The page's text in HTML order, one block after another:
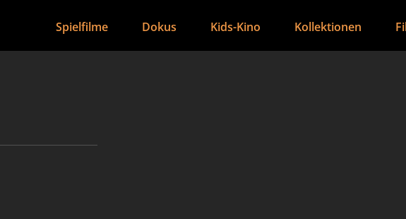
Spielfilme Dokus Kids-Kino Kollektionen